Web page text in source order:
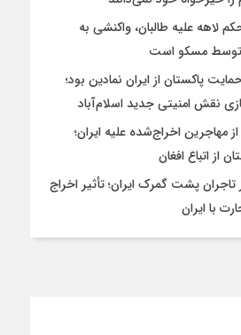
لاهه علیه طالبان، واکنشی به
توسط مسکو است
پاکستان از ایران نمادین بود؛
نقش امنیتی جدید اسلام‌آباد
مهاجرین اخراج‌شده علیه ایران؛
اتباع افغان
پشت گمرک ایران؛ تأثیر اخراج
با ایران